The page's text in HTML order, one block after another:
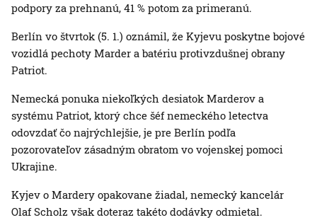
podpory za prehnanú, 41 % potom za primeranú.
Berlín vo štvrtok (5. 1.) oznámil, že Kyjevu poskytne bojové
vozidlá pechoty Marder a batériu protivzdušnej obrany
Patriot.
Nemecká ponuka niekoľkých desiatok Marderov a
systému Patriot, ktorý chce šéf nemeckého letectva
odovzdať čo najrýchlejšie, je pre Berlín podľa
pozorovateľov zásadným obratom vo vojenskej pomoci
Ukrajine.
Kyjev o Mardery opakovane žiadal, nemecký kancelár
Olaf Scholz však doteraz takéto dodávky odmietal.